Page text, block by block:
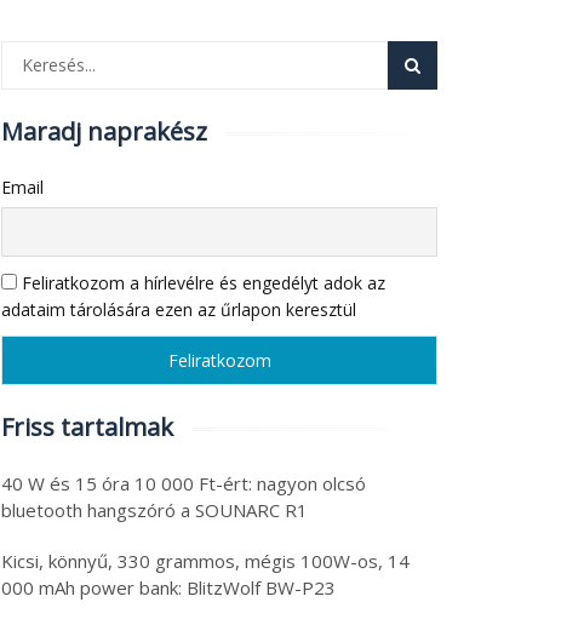
Maradj naprakész
Email
Feliratkozom a hírlevélre és engedélyt adok az
adataim tárolására ezen az űrlapon keresztül
Friss tartalmak
40 W és 15 óra 10 000 Ft-ért: nagyon olcsó
bluetooth hangszóró a SOUNARC R1
Kicsi, könnyű, 330 grammos, mégis 100W-os, 14
000 mAh power bank: BlitzWolf BW-P23